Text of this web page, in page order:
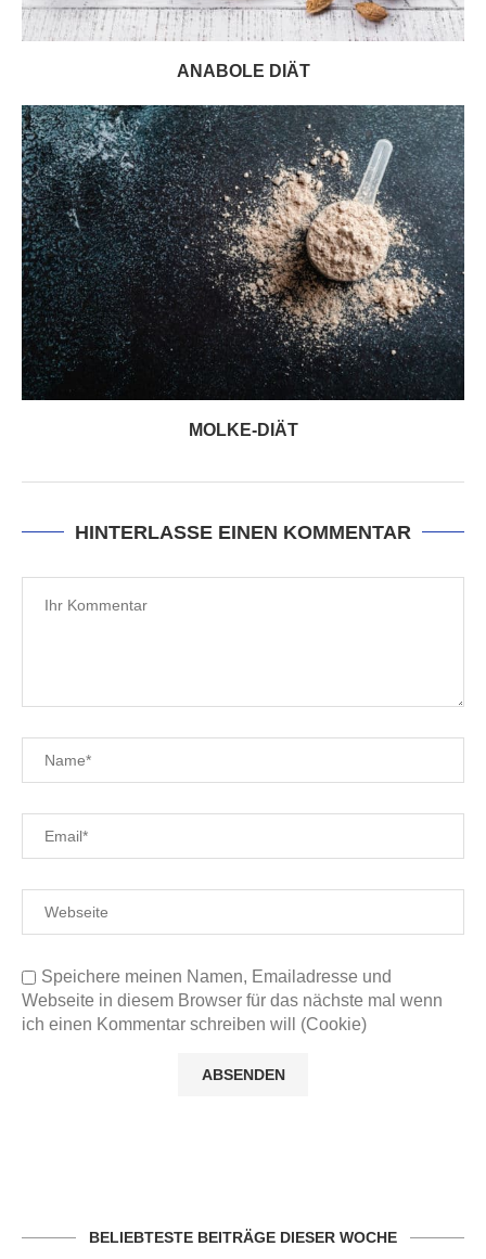
ANABOLE DIÄT
MOLKE-DIÄT
HINTERLASSE EINEN KOMMENTAR
Speichere meinen Namen, Emailadresse und
Webseite in diesem Browser für das nächste mal wenn
ich einen Kommentar schreiben will (Cookie)
BELIEBTESTE BEITRÄGE DIESER WOCHE